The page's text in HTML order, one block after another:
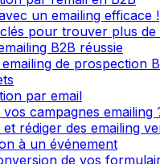
un emailing efficace !
pour trouver plus de
B2B réussie
de prospection
par email
campagnes emailing
rédiger des emailing
à un événement
de vos